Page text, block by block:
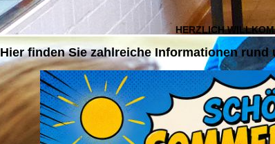
HERZLICH
Hier finden Sie zahlreiche Informationen